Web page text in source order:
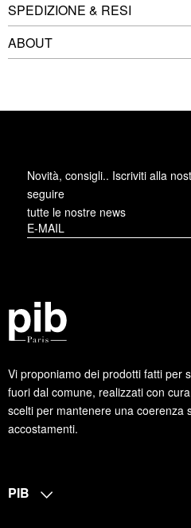
SPEDIZIONE & RESI
ABOUT
Vi proponiamo dei prodotti fatti per
fuori dal comune, realizzati con
scelti per mantenere una coerenza
accostamenti.
Novità, consigli.. Iscriviti alla
seguire
tutte le nostre news
PIB